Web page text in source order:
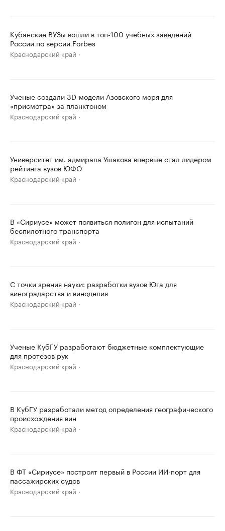
Кубанские ВУЗы вошли в топ-100 учебных заведений
России по версии Forbes
Краснодарский край
Ученые создали 3D-модели Азовского моря для
«присмотра» за планктоном
Краснодарский край
Университет им. адмирала Ушакова впервые стал лидером
рейтинга вузов ЮФО
Краснодарский край
В «Сириусе» может появиться полигон для испытаний
беспилотного транспорта
Краснодарский край
С точки зрения науки: разработки вузов Юга для
виноградарства и виноделия
Краснодарский край
Ученые КубГУ разработают бюджетные комплектующие
для протезов рук
Краснодарский край
В КубГУ разработали метод определения географического
происхождения вин
Краснодарский край
В ФТ «Сириусе» построят первый в России ИИ-порт для
пассажирских судов
Краснодарский край